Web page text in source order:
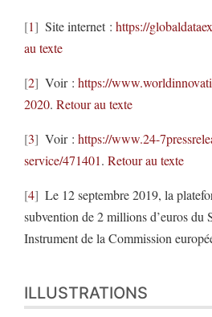
1 Site internet : https://
au texte
2 Voir : https://
2020. Retour au texte
3 Voir : https://www.24-
service/471401. Retour au texte
4
Le 12 septembre 2019, la
subvention de 2 millions d’euros
Instrument de la Commission
ILLUSTRATIONS